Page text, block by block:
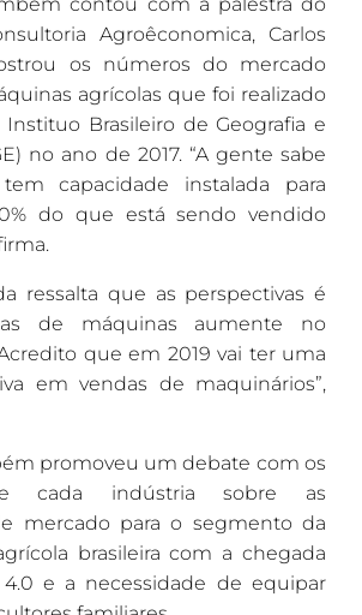
Agroêconomica, Carlos
os números do mercado
agrícolas que foi realizado
Brasileiro de Geografia e
no ano de 2017. “A gente sabe
capacidade instalada para
do que está sendo vendido
ressalta que as perspectivas é
de máquinas aumente no
que em 2019 vai ter uma
em vendas de maquinários”,
promoveu um debate com os
cada indústria sobre as
mercado para o segmento da
brasileira com a chegada
e a necessidade de equipar